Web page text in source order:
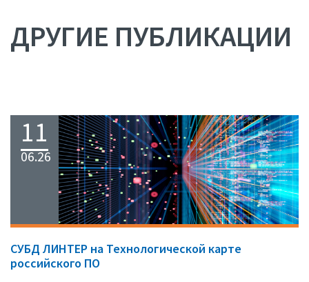
ДРУГИЕ ПУБЛИКАЦИИ
11
06.26
СУБД ЛИНТЕР на Технологической карте
российского ПО